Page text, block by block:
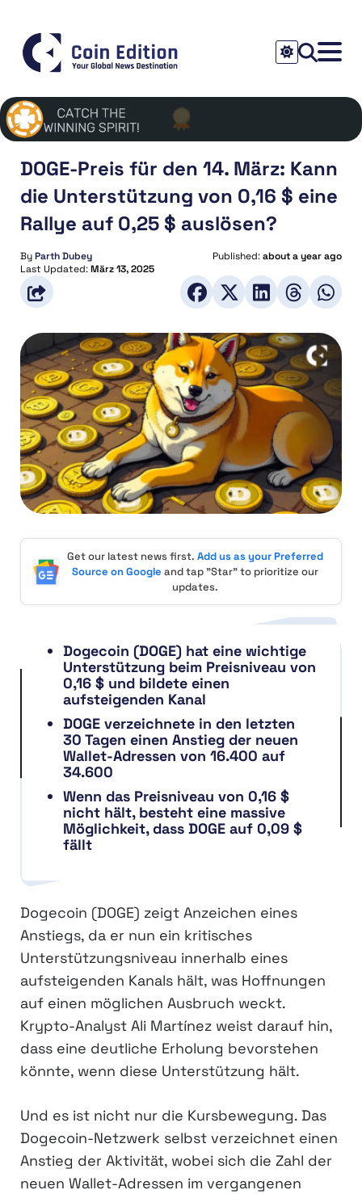
DOGE-Preis für den 14. März: Kann
die Unterstützung von 0,16 $ eine
Rallye auf 0,25 $ auslösen?
ByParth Dubey Published:about a year ago
Last Updated:März 13, 2025
Get our latest news first. Add us as your Preferred
Source on Google and tap "Star" to prioritize our
updates.
Dogecoin (DOGE) hat eine wichtige
Unterstützung beim Preisniveau von
0,16 $ und bildete einen
aufsteigenden Kanal
DOGE verzeichnete in den letzten
30 Tagen einen Anstieg der neuen
Wallet-Adressen von 16.400 auf
34.600
Wenn das Preisniveau von 0,16 $
nicht hält, besteht eine massive
Möglichkeit, dass DOGE auf 0,09 $
fällt
Dogecoin (DOGE) zeigt Anzeichen eines
Anstiegs, da er nun ein kritisches
Unterstützungsniveau innerhalb eines
aufsteigenden Kanals hält, was Hoffnungen
auf einen möglichen Ausbruch weckt.
Krypto-Analyst Ali Martínez weist darauf hin,
dass eine deutliche Erholung bevorstehen
könnte, wenn diese Unterstützung hält.
Und es ist nicht nur die Kursbewegung. Das
Dogecoin-Netzwerk selbst verzeichnet einen
Anstieg der Aktivität, wobei sich die Zahl der
neuen Wallet-Adressen im vergangenen